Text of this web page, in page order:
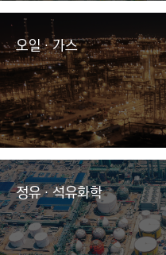
오일 · 가스
정유 · 석유화학